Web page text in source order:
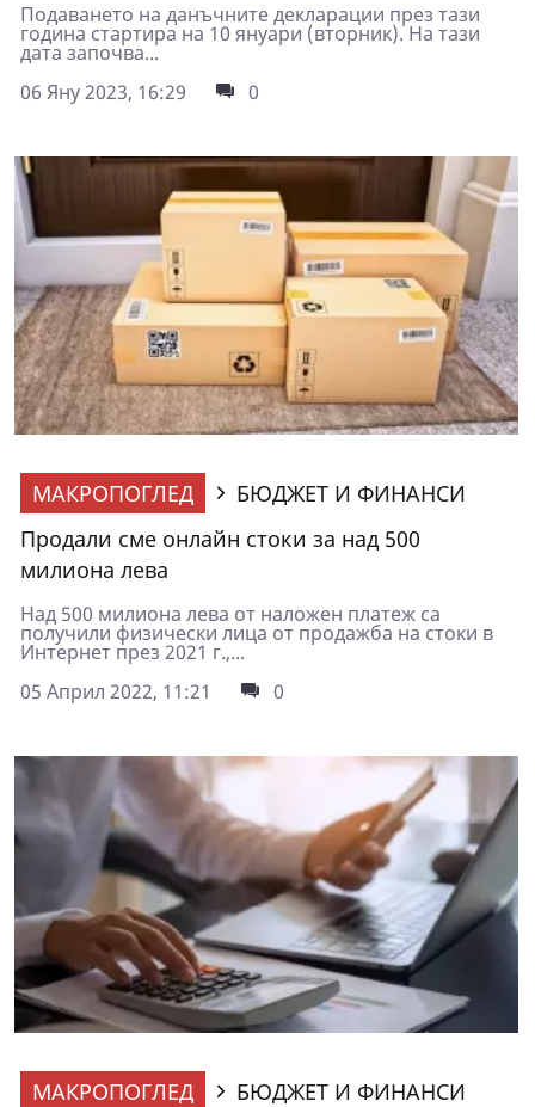
Подаването на данъчните декларации през тази
година стартира на 10 януари (вторник). На тази
дата започва...
06 Яну 2023, 16:29
0
МАКРОПОГЛЕД
БЮДЖЕТ И ФИНАНСИ
Продали сме онлайн стоки за над 500
милиона лева
Над 500 милиона лева от наложен платеж са
получили физически лица от продажба на стоки в
Интернет през 2021 г.,...
05 Април 2022, 11:21
0
МАКРОПОГЛЕД
БЮДЖЕТ И ФИНАНСИ